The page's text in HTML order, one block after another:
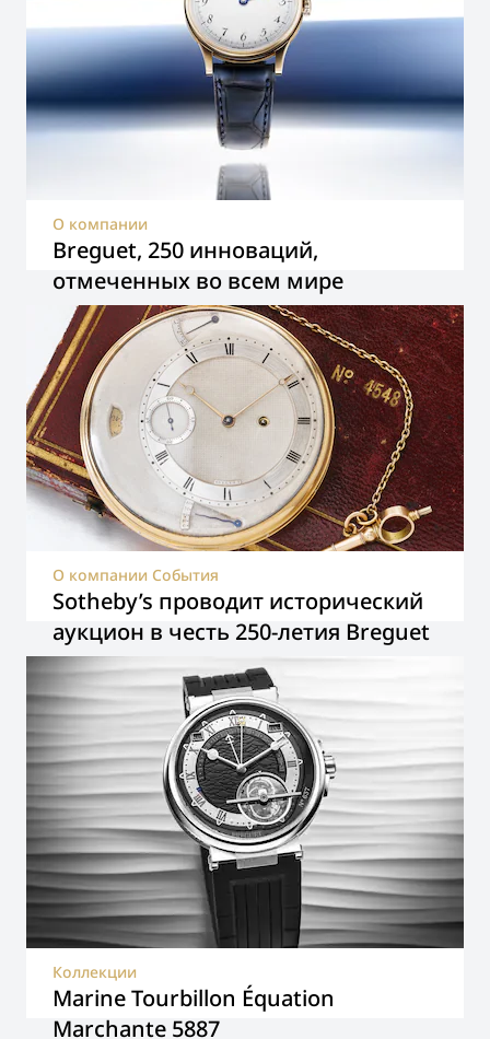
Breguet, 250 инноваций,
отмеченных во всем мире
О компании
Sotheby’s проводит исторический
аукцион в честь 250-летия Breguet
О компании События
Marine Tourbillon Équation
Marchante 5887
Коллекции